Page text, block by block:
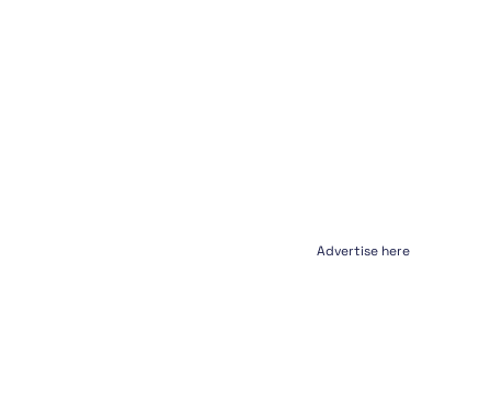
Advertise here